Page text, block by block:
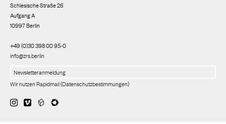
Schlesische Straße 26
Aufgang A
10997 Berlin
+49 (0)30 398 00 95-0
info@zrs.berlin
Wir nutzen Rapidmail(Datenschutzbestimmungen)